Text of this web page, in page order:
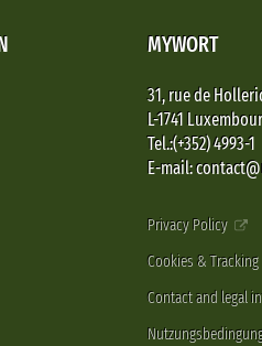
MYWORT
31, rue de
L-1741
Tel.:(+352) 4993-1
E-mail:
Privacy Policy
Cookies & Tracking
Contact and legal